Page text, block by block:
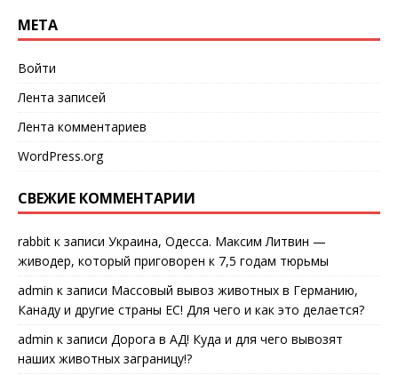
МЕТА
Войти
Лента записей
Лента комментариев
WordPress.org
СВЕЖИЕ КОММЕНТАРИИ
rabbit к записи Украина, Одесса. Максим Литвин —
живодер, который приговорен к 7,5 годам тюрьмы
admin к записи Массовый вывоз животных в Германию,
Канаду и другие страны ЕС! Для чего и как это делается?
admin к записи Дорога в АД! Куда и для чего вывозят
наших животных заграницу!?